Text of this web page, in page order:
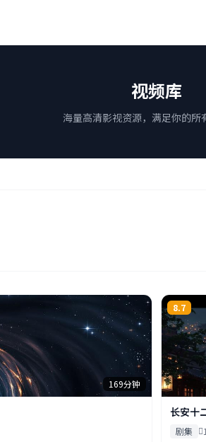
视频库
海量高清影视资源，满足你的所
169分钟
8.7
长安十
剧集